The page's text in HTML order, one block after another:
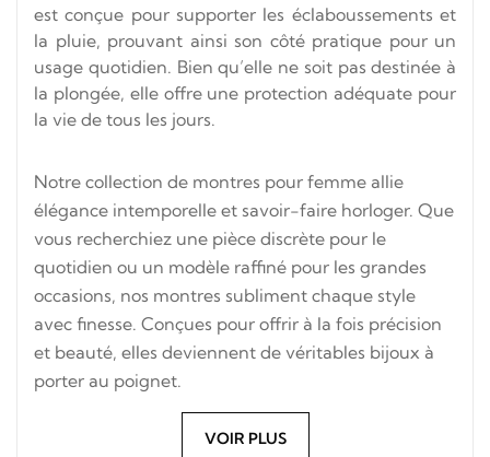
est conçue pour supporter les éclaboussements et
la pluie, prouvant ainsi son côté pratique pour un
usage quotidien. Bien qu’elle ne soit pas destinée à
la plongée, elle offre une protection adéquate pour
la vie de tous les jours.
Notre collection de montres pour femme allie
élégance intemporelle et savoir-faire horloger. Que
vous recherchiez une pièce discrète pour le
quotidien ou un modèle raffiné pour les grandes
occasions, nos montres subliment chaque style
avec finesse. Conçues pour offrir à la fois précision
et beauté, elles deviennent de véritables bijoux à
porter au poignet.
VOIR PLUS